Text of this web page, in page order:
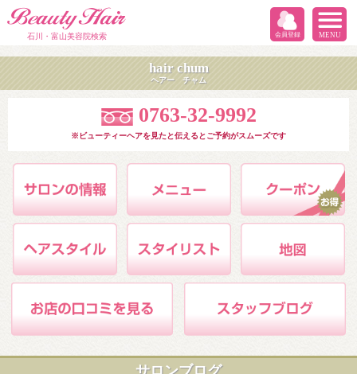
石川・富山美容院検索 MENU
会員登録
hair chum
ヘアー チャム
0763-32-9992
※ビューティーヘアを見たと伝えるとご予約がスムーズです
サロンブログ